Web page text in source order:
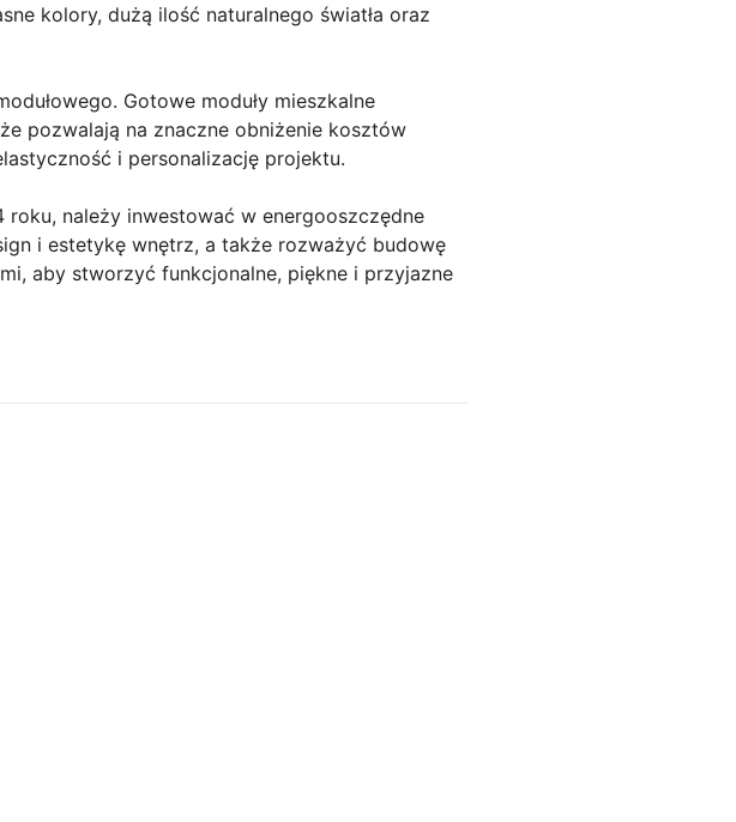
kolory, dużą ilość naturalnego światła oraz
Gotowe moduły mieszkalne
pozwalają na znaczne obniżenie kosztów
i personalizację projektu.
należy inwestować w energooszczędne
i estetykę wnętrz, a także rozważyć budowę
aby stworzyć funkcjonalne, piękne i przyjazne